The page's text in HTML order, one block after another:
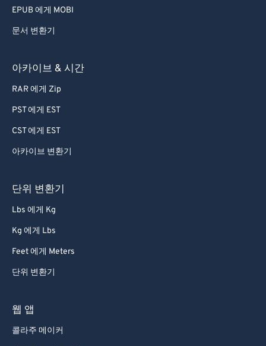
EPUB 에게 MOBI
문서 변환기
아카이브 & 시간
RAR 에게 Zip
PST 에게 EST
CST 에게 EST
아카이브 변환기
단위 변환기
Lbs 에게 Kg
Kg 에게 Lbs
Feet 에게 Meters
단위 변환기
웹 앱
콜라주 메이커